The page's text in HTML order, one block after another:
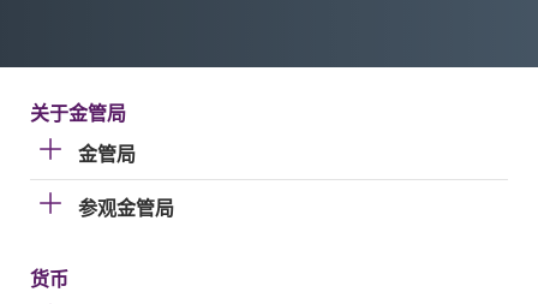
关于金管局
金管局
参观金管局
货币